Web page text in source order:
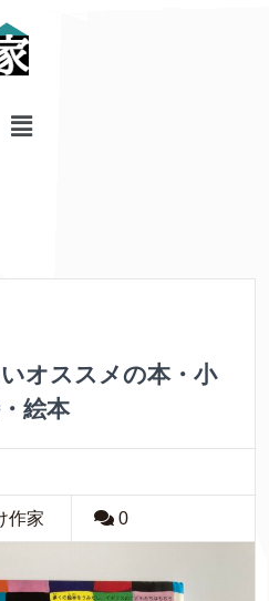
オススメの本・小
絵本
作家 0